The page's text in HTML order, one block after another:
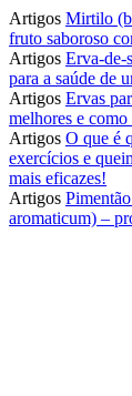
Artigos Mirtilo
fruto saboroso
Artigos Erva-de-
para a saúde de
Artigos Ervas
melhores e
Artigos O que é
exercícios e
mais eficazes!
Artigos
aromaticum) –